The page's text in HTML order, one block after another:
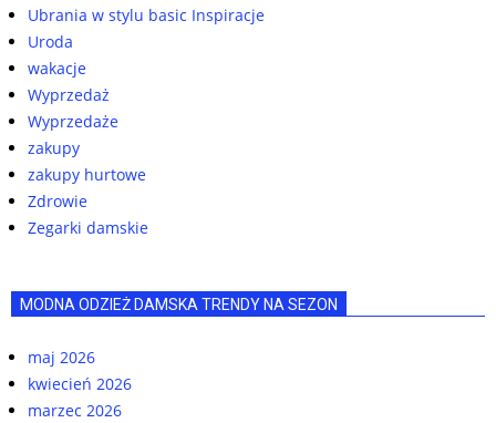
Ubrania w stylu basic Inspiracje
Uroda
wakacje
Wyprzedaż
Wyprzedaże
zakupy
zakupy hurtowe
Zdrowie
Zegarki damskie
MODNA ODZIEŻ DAMSKA TRENDY NA SEZON
maj 2026
kwiecień 2026
marzec 2026